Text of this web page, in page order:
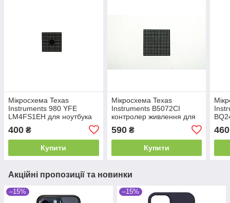
Мікросхема Texas
Instruments 980 YFE
LM4FS1EH для ноутбука
400 ₴
Купити
Мікросхема Texas
Instruments B5072CI
контролер живлення для
590₴
Купити
460
Акційні пропозиції та новинки
–15% –15%